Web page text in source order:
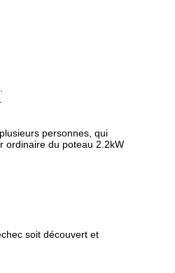
personnes, qui
ordinaire du poteau 2.2kW
soit découvert et